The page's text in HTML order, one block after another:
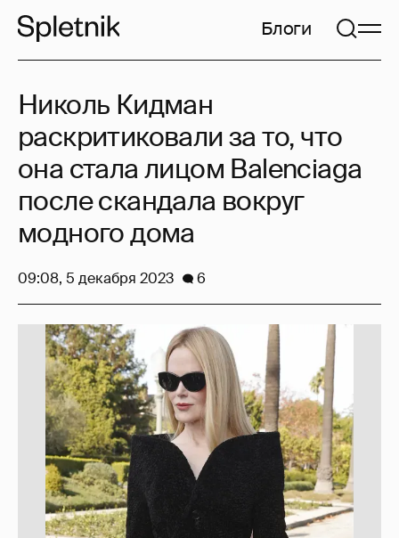
Блоги
Николь Кидман
раскритиковали за то, что
она стала лицом Balenciaga
после скандала вокруг
модного дома
09:08, 5 декабря 2023 6